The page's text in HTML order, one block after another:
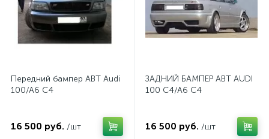
Передний бампер ABT Audi
100/A6 C4
16 500 руб. /шт
ЗАДНИЙ БАМПЕР ABT AUDI
100 С4/А6 С4
16 500 руб. /шт